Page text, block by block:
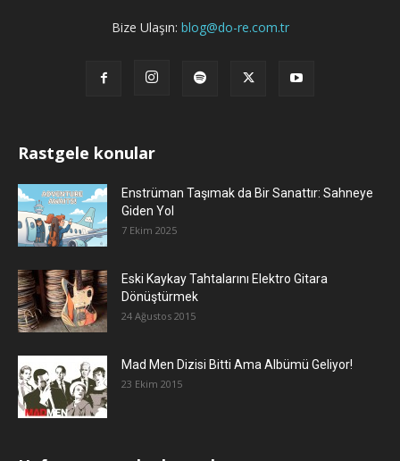
Bize Ulaşın: blog@do-re.com.tr
Rastgele konular
Enstrüman Taşımak da Bir Sanattır: Sahneye
Giden Yol
7 Ekim 2025
Eski Kaykay Tahtalarını Elektro Gitara
Dönüştürmek
24 Ağustos 2015
Mad Men Dizisi Bitti Ama Albümü Geliyor!
23 Ekim 2015